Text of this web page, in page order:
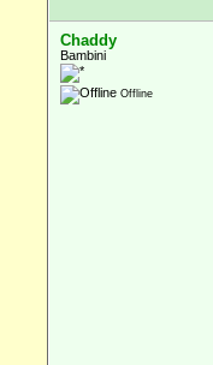
Chaddy
Bambini
Offline